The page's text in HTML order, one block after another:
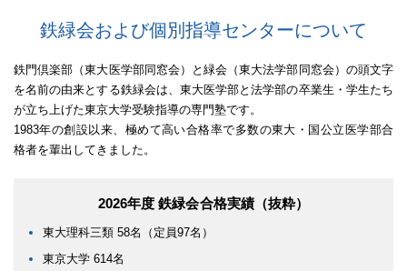
鉄緑会および個別指導センターについて
鉄門倶楽部（東大医学部同窓会）と緑会（東大法学部同窓会）の頭文字
を名前の由来とする鉄緑会は、東大医学部と法学部の卒業生・学生たち
が立ち上げた東京大学受験指導の専門塾です。
1983年の創設以来、極めて高い合格率で多数の東大・国公立医学部合
格者を輩出してきました。
2026年度 鉄緑会合格実績（抜粋）
東大理科三類 58名（定員97名）
東京大学 614名